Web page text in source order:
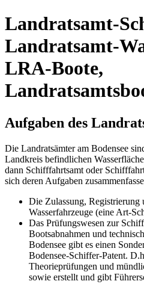
Landratsamt-
Landratsamt-
LRA-Boote,
Aufgaben des
Die Landratsämter am Bodensee
Landkreis befindlichen
dann Schifffahrtsamt oder
sich deren Aufgaben
Die Zulassung, Registrierung
Wasserfahrzeuge (eine Art-
Das Prüfungswesen zur
Bootsabnahmen und
Bodensee gibt es einen
Bodensee-Schiffer-Patent.
Theorieprüfungen und
sowie erstellt und gibt